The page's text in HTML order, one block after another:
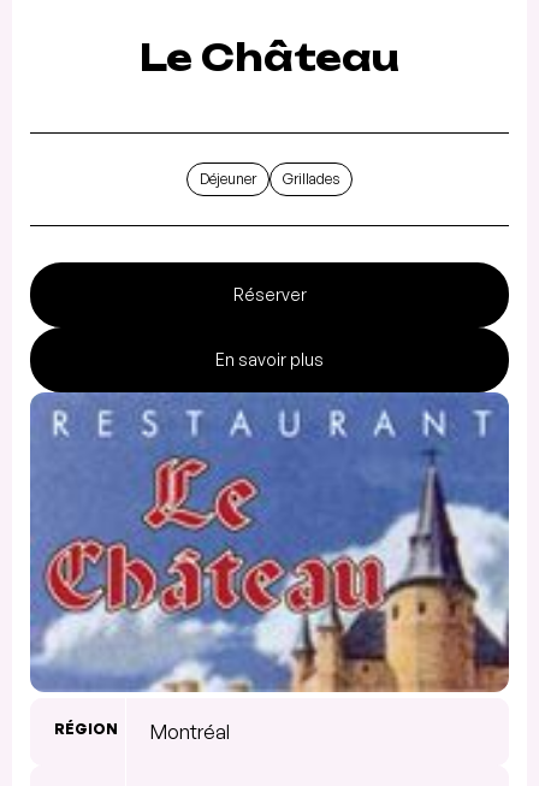
Le Château
Déjeuner Grillades
Réserver
En savoir plus
RÉGION Montréal